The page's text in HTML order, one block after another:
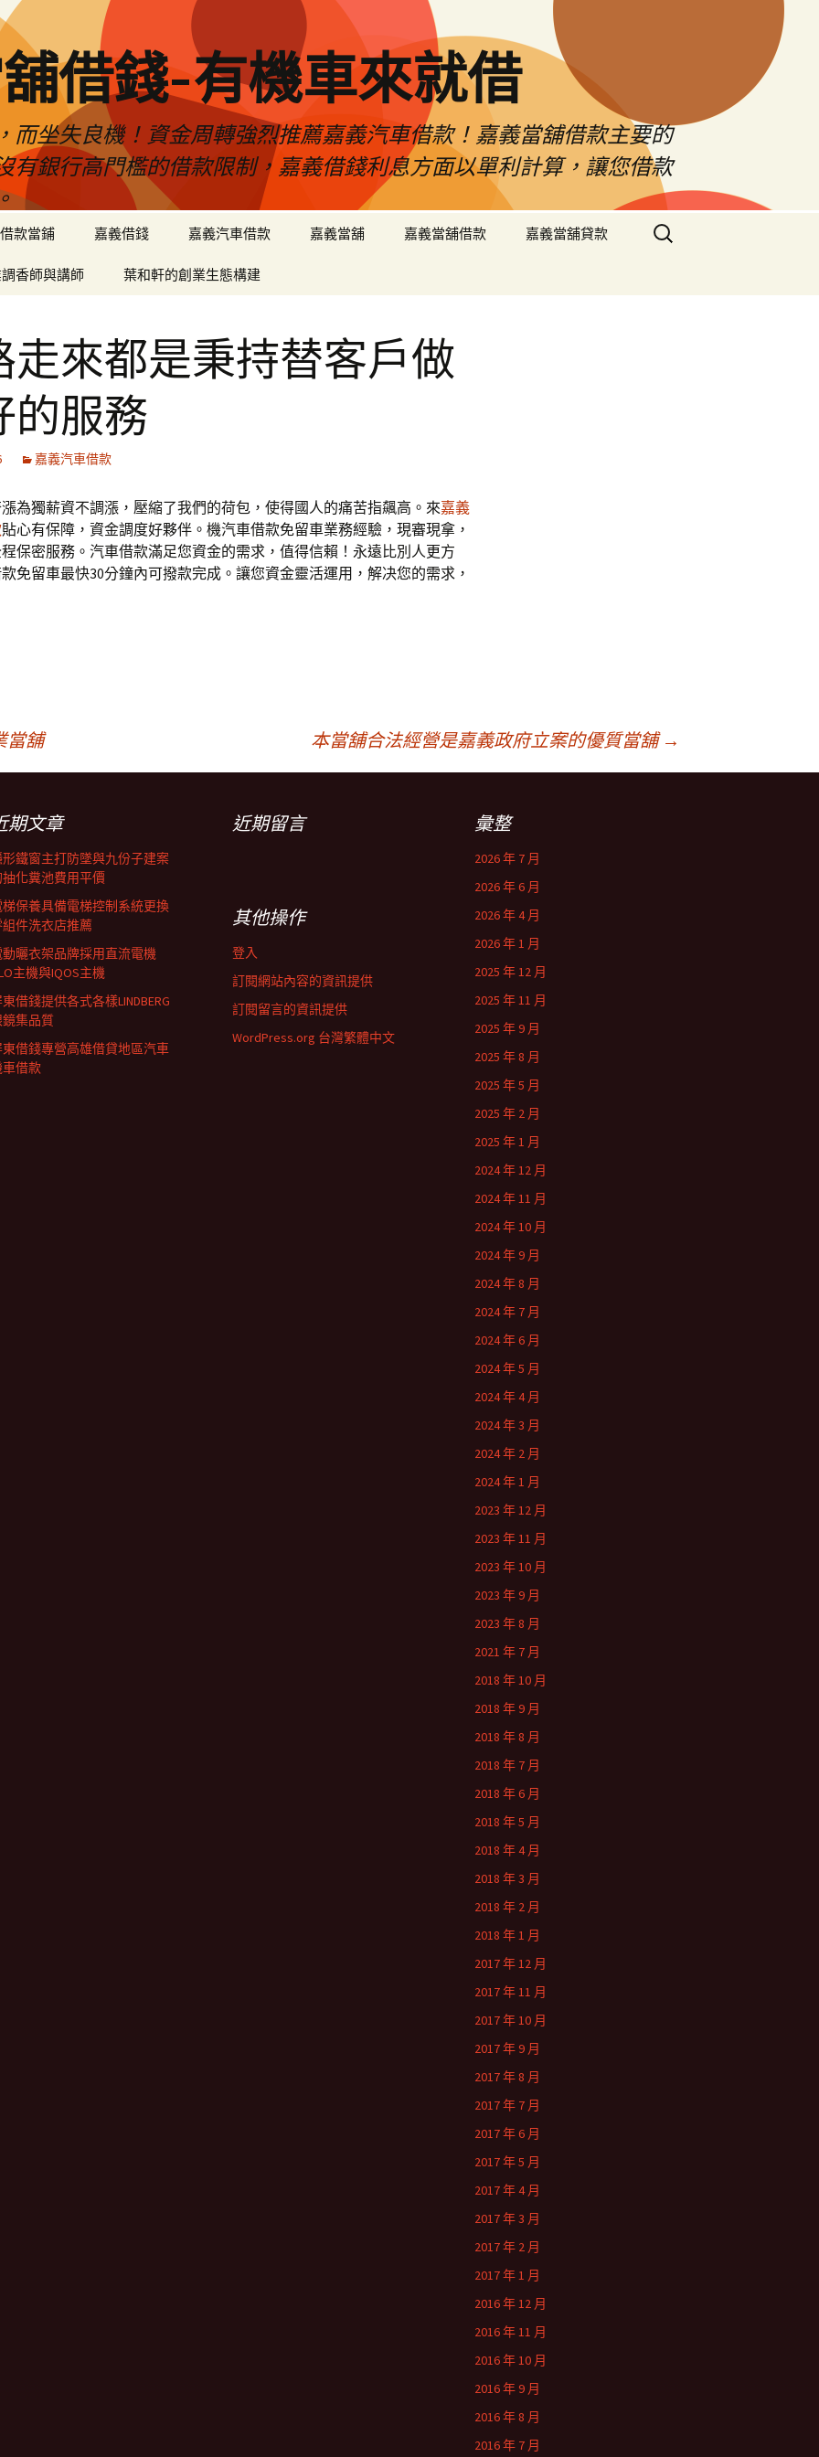
借錢-有機車來就借
而坐失良機！資金周轉強烈推薦嘉義汽車借款！嘉義當舖借款主要的
有銀行高門檻的借款限制，嘉義借錢利息方面以單利計算，讓您借款
款當鋪 嘉義借錢 嘉義汽車借款 嘉義當舖 嘉義當舖借款 嘉義當舖貸款
香師與講師 葉和軒的創業生態構建
搜
尋
走來都是秉持替客戶做
的服務
嘉義汽車借款
為獨薪資不調漲，壓縮了我們的荷包，使得國人的痛苦指飆高。來嘉義
貼心有保障，資金調度好夥伴。機汽車借款免留車業務經驗，現審現拿，
保密服務。汽車借款滿足您資金的需求，值得信賴！永遠比別人更方
免留車最快30分鐘內可撥款完成。讓您資金靈活運用，解决您的需求，
當舖 本當舖合法經營是嘉義政府立案的優質當舖 →
期文章
形鐵窗主打防墜與九份子建案
抽化糞池費用平價
梯保養具備電梯控制系統更換
組件洗衣店推薦
動曬衣架品牌採用直流電機
主機與IQOS主機
借錢提供各式各樣LINDBERG
鏡集品質
東借錢專營高雄借貸地區汽車
車借款
近期留言 彙整
2026 年 7 月
2026 年 6 月
2026 年 4 月
2026 年 1 月
2025 年 12 月
2025 年 11 月
2025 年 9 月
2025 年 8 月
2025 年 5 月
2025 年 2 月
2025 年 1 月
2024 年 12 月
2024 年 11 月
2024 年 10 月
2024 年 9 月
2024 年 8 月
2024 年 7 月
2024 年 6 月
2024 年 5 月
2024 年 4 月
2024 年 3 月
2024 年 2 月
2024 年 1 月
2023 年 12 月
2023 年 11 月
2023 年 10 月
2023 年 9 月
2023 年 8 月
2021 年 7 月
2018 年 10 月
2018 年 9 月
2018 年 8 月
2018 年 7 月
2018 年 6 月
2018 年 5 月
2018 年 4 月
2018 年 3 月
2018 年 2 月
2018 年 1 月
2017 年 12 月
2017 年 11 月
2017 年 10 月
2017 年 9 月
2017 年 8 月
2017 年 7 月
2017 年 6 月
2017 年 5 月
2017 年 4 月
2017 年 3 月
2017 年 2 月
2017 年 1 月
2016 年 12 月
2016 年 11 月
2016 年 10 月
2016 年 9 月
2016 年 8 月
2016 年 7 月
其他操作
登入
訂閱網站內容的資訊提供
訂閱留言的資訊提供
WordPress.org 台灣繁體中文